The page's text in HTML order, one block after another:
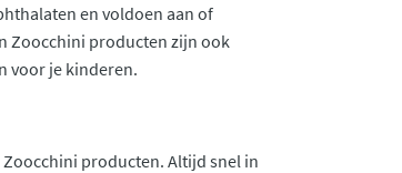
en voldoen aan of
Zoocchini producten zijn ook
voor je kinderen.
producten. Altijd snel in